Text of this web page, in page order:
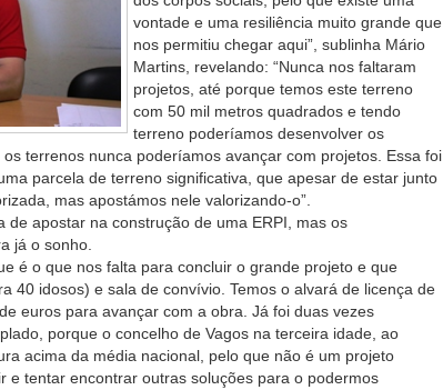
vontade e uma resiliência muito grande que
nos permitiu chegar aqui”, sublinha Mário
Martins, revelando: “Nunca nos faltaram
projetos, até porque temos este terreno
com 50 mil metros quadrados e tendo
terreno poderíamos desenvolver os
terrenos nunca poderíamos avançar com projetos. Essa foi
parcela de terreno significativa, que apesar de estar junto
mas apostámos nele valorizando-o”.
de apostar na construção de uma ERPI, mas os
já o sonho.
é o que nos falta para concluir o grande projeto e que
40 idosos) e sala de convívio. Temos o alvará de licença de
euros para avançar com a obra. Já foi duas vezes
porque o concelho de Vagos na terceira idade, ao
acima da média nacional, pelo que não é um projeto
e tentar encontrar outras soluções para o podermos